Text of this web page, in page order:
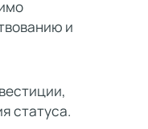
и
статуса.